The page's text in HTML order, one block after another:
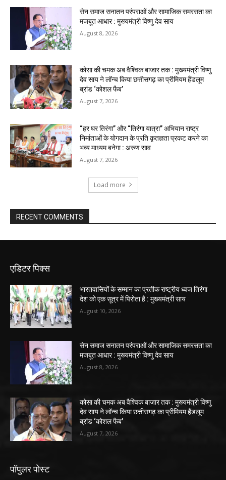
सेन समाज सनातन परंपराओं और सामाजिक समरसता का
मजबूत आधार : मुख्यमंत्री विष्णु देव साय
August 8, 2026
कोसा की चमक अब वैश्विक बाजार तक : मुख्यमंत्री विष्णु
देव साय ने लॉन्च किया छत्तीसगढ़ का प्रीमियम हैंडलूम
ब्रांड ‘कोशल फैब’
August 7, 2026
“हर घर तिरंगा” और “तिरंगा यात्रा” अभियान राष्ट्र
निर्माताओं के योगदान के प्रति कृतज्ञता प्रकट करने का
भव्य माध्यम बनेगा : अरुण साव
August 7, 2026
Load more
RECENT COMMENTS
एडिटर पिक्स
भारतवासियों के सम्मान का प्रतीक राष्ट्रीय ध्वज तिरंगा
देश को एक सूत्र में पिरोता है : मुख्यमंत्री साय
August 10, 2026
सेन समाज सनातन परंपराओं और सामाजिक समरसता का
मजबूत आधार : मुख्यमंत्री विष्णु देव साय
August 8, 2026
कोसा की चमक अब वैश्विक बाजार तक : मुख्यमंत्री विष्णु
देव साय ने लॉन्च किया छत्तीसगढ़ का प्रीमियम हैंडलूम
ब्रांड ‘कोशल फैब’
August 7, 2026
पॉपुलर पोस्ट